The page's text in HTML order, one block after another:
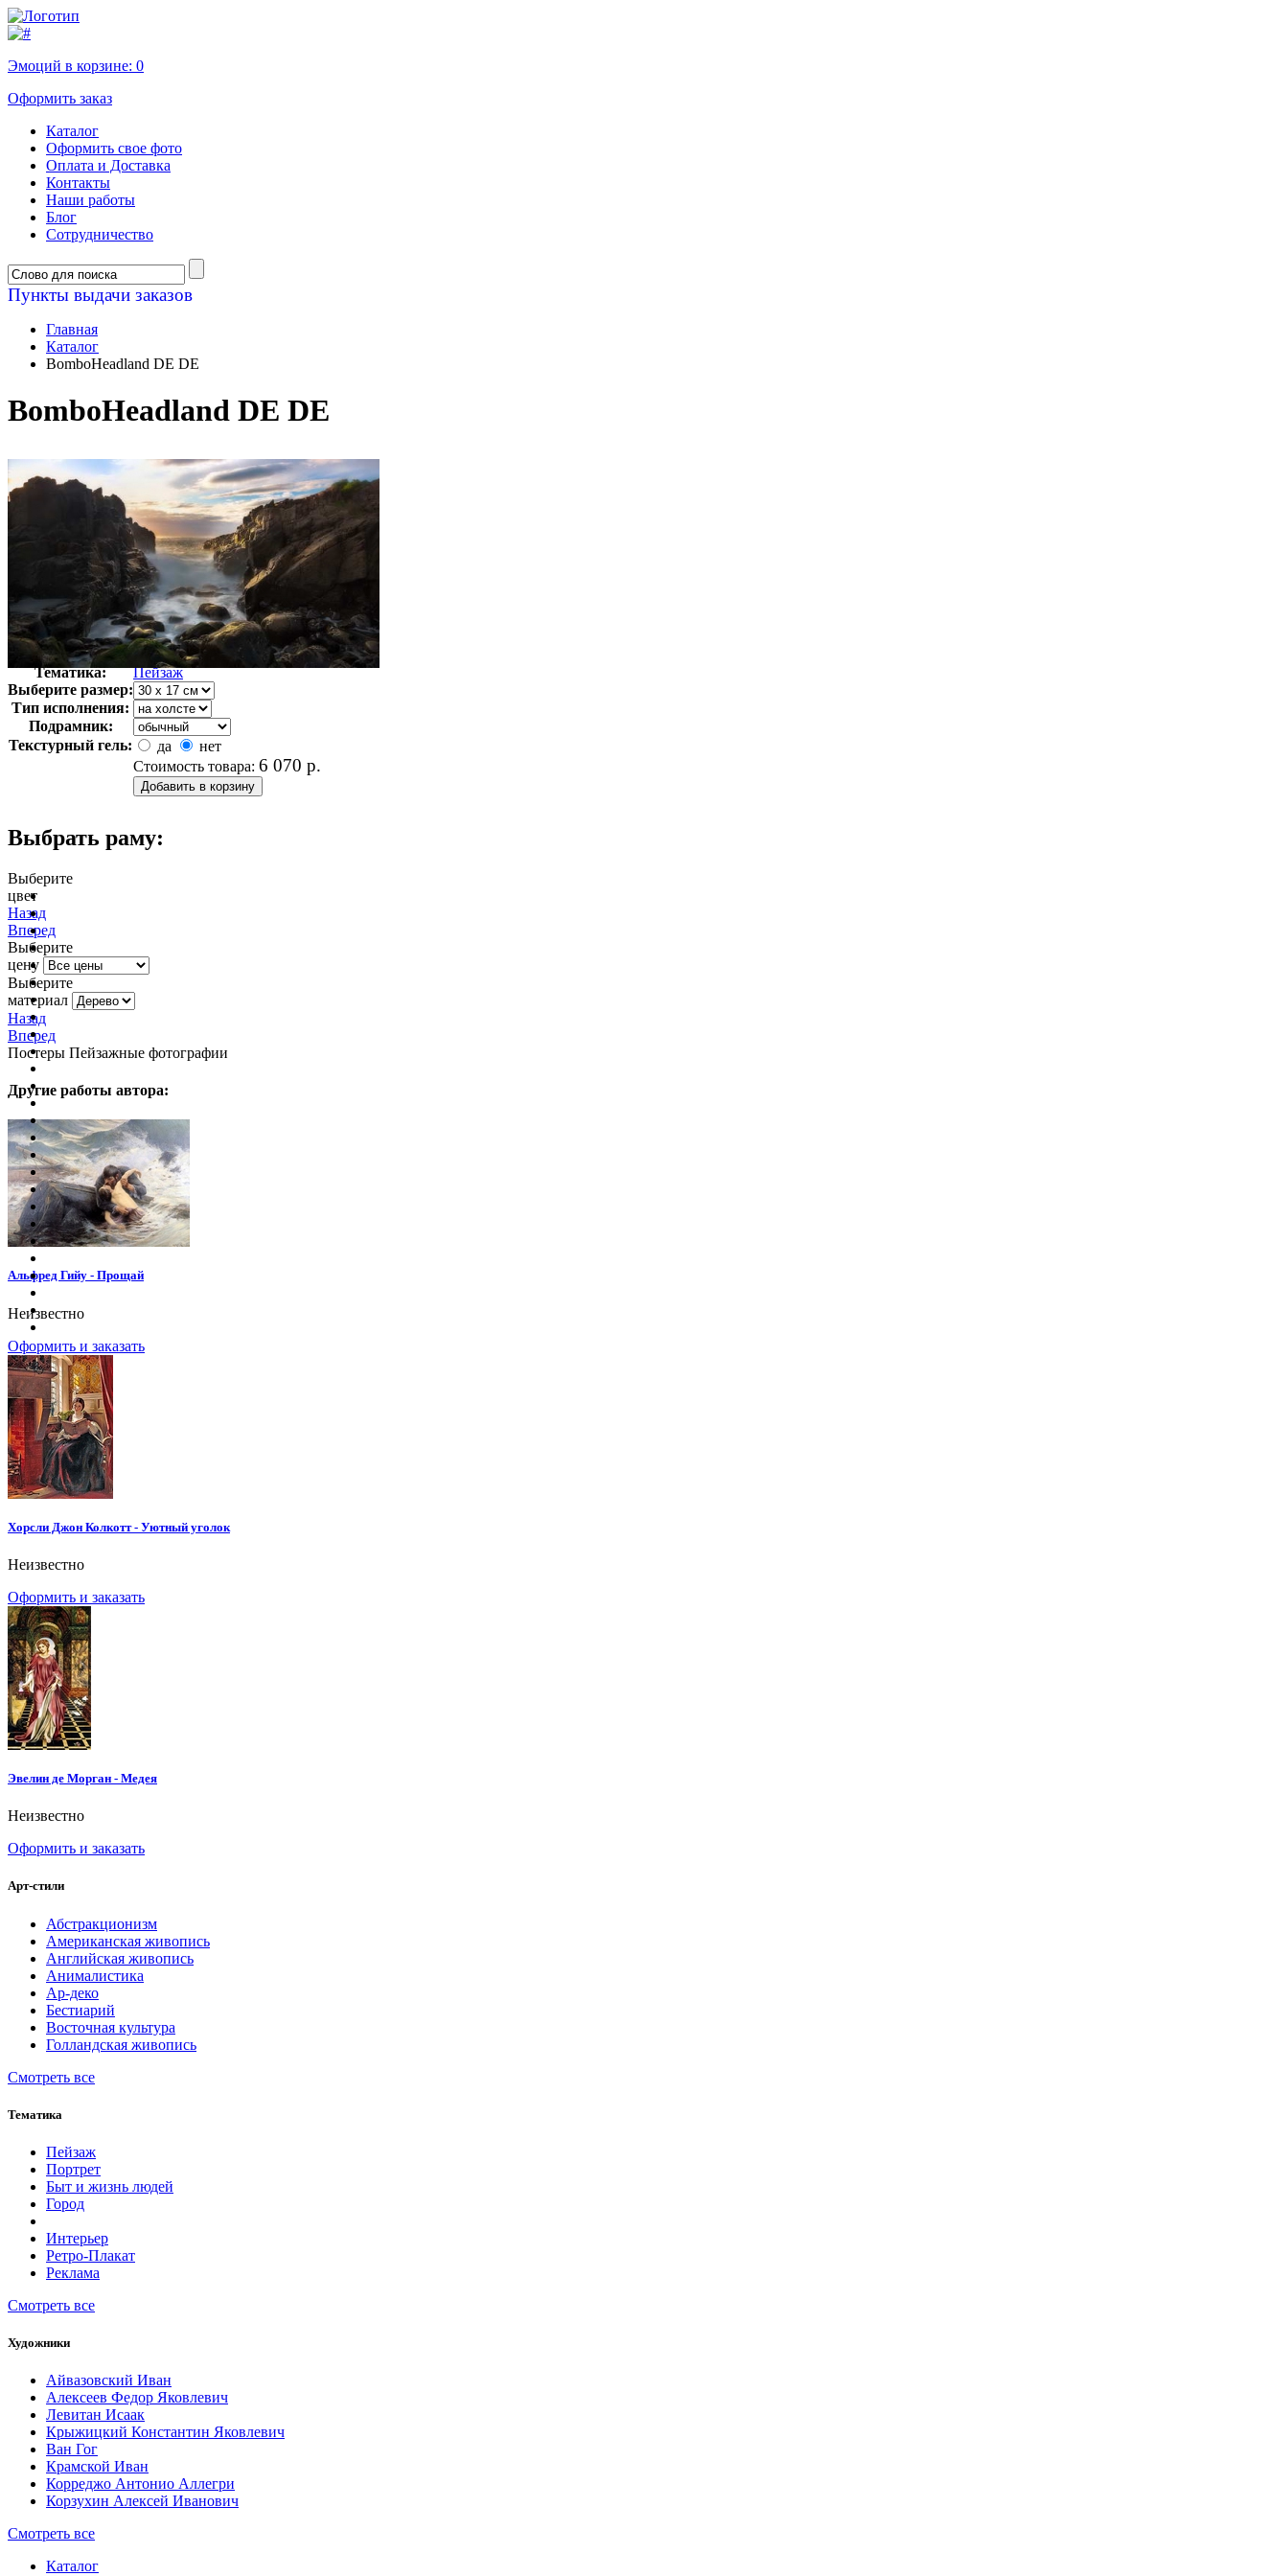
Эмоций в корзине: 0
Оформить заказ
Каталог
Оформить свое фото
Оплата и Доставка
Контакты
Наши работы
Блог
Сотрудничество
Пункты выдачи заказов
Главная
Каталог
BomboHeadland DE DE
BomboHeadland DE DE
Автор:
Неизвестно
Арт-стиль
Фотография
Тематика:
Пейзаж
Выберите размер:
Тип исполнения:
Подрамник:
Текстурный гель:
да
нет
Стоимость товара: 6 070 р.
Выбрать раму:
Выберите
цвет
Назад
Вперед
Выберите
цену
Выберите
материал
Назад
Вперед
Постеры Пейзажные фотографии
Другие работы автора:
Альфред Гийу - Прощай
Неизвестно
Оформить и заказать
Хорсли Джон Колкотт - Уютный уголок
Неизвестно
Оформить и заказать
Эвелин де Морган - Медея
Неизвестно
Оформить и заказать
Арт-стили
Абстракционизм
Американская живопись
Английская живопись
Анималистика
Ар-деко
Бестиарий
Восточная культура
Голландская живопись
Смотреть все
Тематика
Пейзаж
Портрет
Быт и жизнь людей
Город
Интерьер
Ретро-Плакат
Реклама
Смотреть все
Художники
Айвазовский Иван
Алексеев Федор Яковлевич
Левитан Исаак
Крыжицкий Константин Яковлевич
Ван Гог
Крамской Иван
Корреджо Антонио Аллегри
Корзухин Алексей Иванович
Смотреть все
Каталог